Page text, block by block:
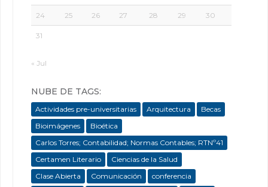
24 25 26 27 28 29 30
31
« Jul
NUBE DE TAGS:
Actividades pre-universitarias Arquitectura
Becas
Bioimágenes
Bioética
Carlos Torres; Contabilidad; Normas Contables; RTNº41
Certamen Literario
Ciencias de la Salud
Clase Abierta
Comunicación
conferencia